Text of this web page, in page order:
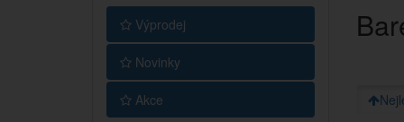
Výprodej
Novinky
Akce